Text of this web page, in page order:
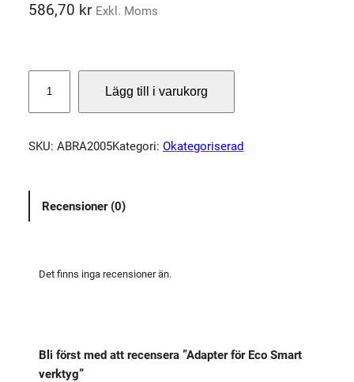
586,70 kr Exkl. Moms
a
t
r
Lägg till i varukorg
SKU: ABRA2005Kategori: Okategoriserad
Recensioner (0)
Det finns inga recensioner än.
Bli först med att recensera ”Adapter för Eco Smart
verktyg”